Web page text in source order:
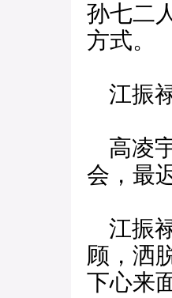
孙七二
方式。
江振
高凌
会，最
江振
顾，洒
下心来